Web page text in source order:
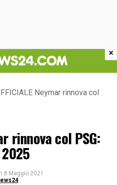
Neymar rinnova col
rinnova col PSG:
8 Maggio 2021
×